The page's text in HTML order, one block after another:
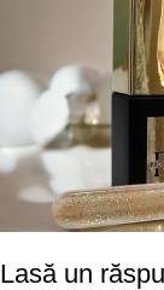
Lasă un